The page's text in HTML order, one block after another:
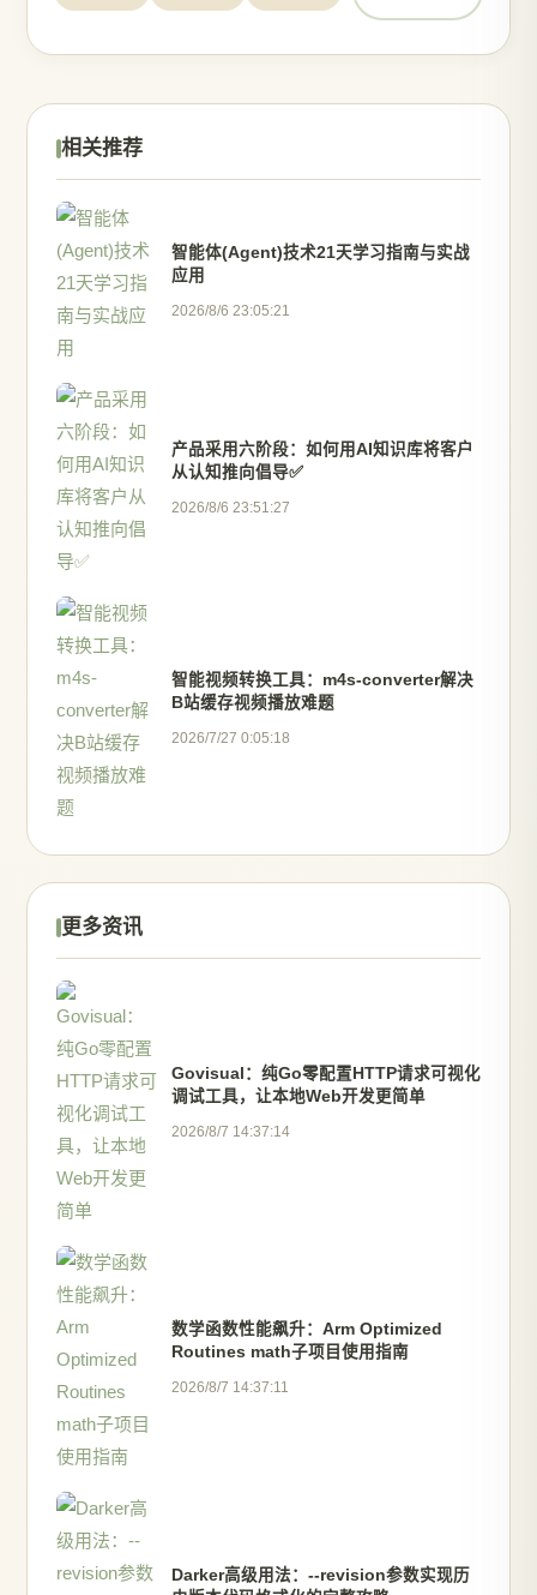
相关推荐
智能体(Agent)技术21天学习指南与实战
应用
2026/8/6 23:05:21
产品采用六阶段：如何用AI知识库将客户
从认知推向倡导✅
2026/8/6 23:51:27
智能视频转换工具：m4s-converter解决
B站缓存视频播放难题
2026/7/27 0:05:18
更多资讯
Govisual：纯Go零配置HTTP请求可视化
调试工具，让本地Web开发更简单
2026/8/7 14:37:14
数学函数性能飙升：Arm Optimized
Routines math子项目使用指南
2026/8/7 14:37:11
Darker高级用法：--revision参数实现历